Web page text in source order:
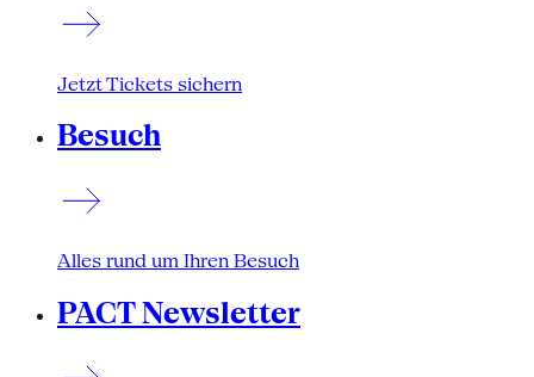
Jetzt Tickets sichern
Besuch
Alles rund um Ihren Besuch
PACT Newsletter